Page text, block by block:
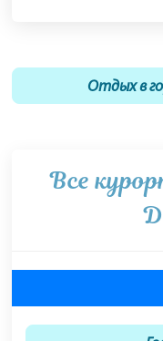
Отдых в
Все